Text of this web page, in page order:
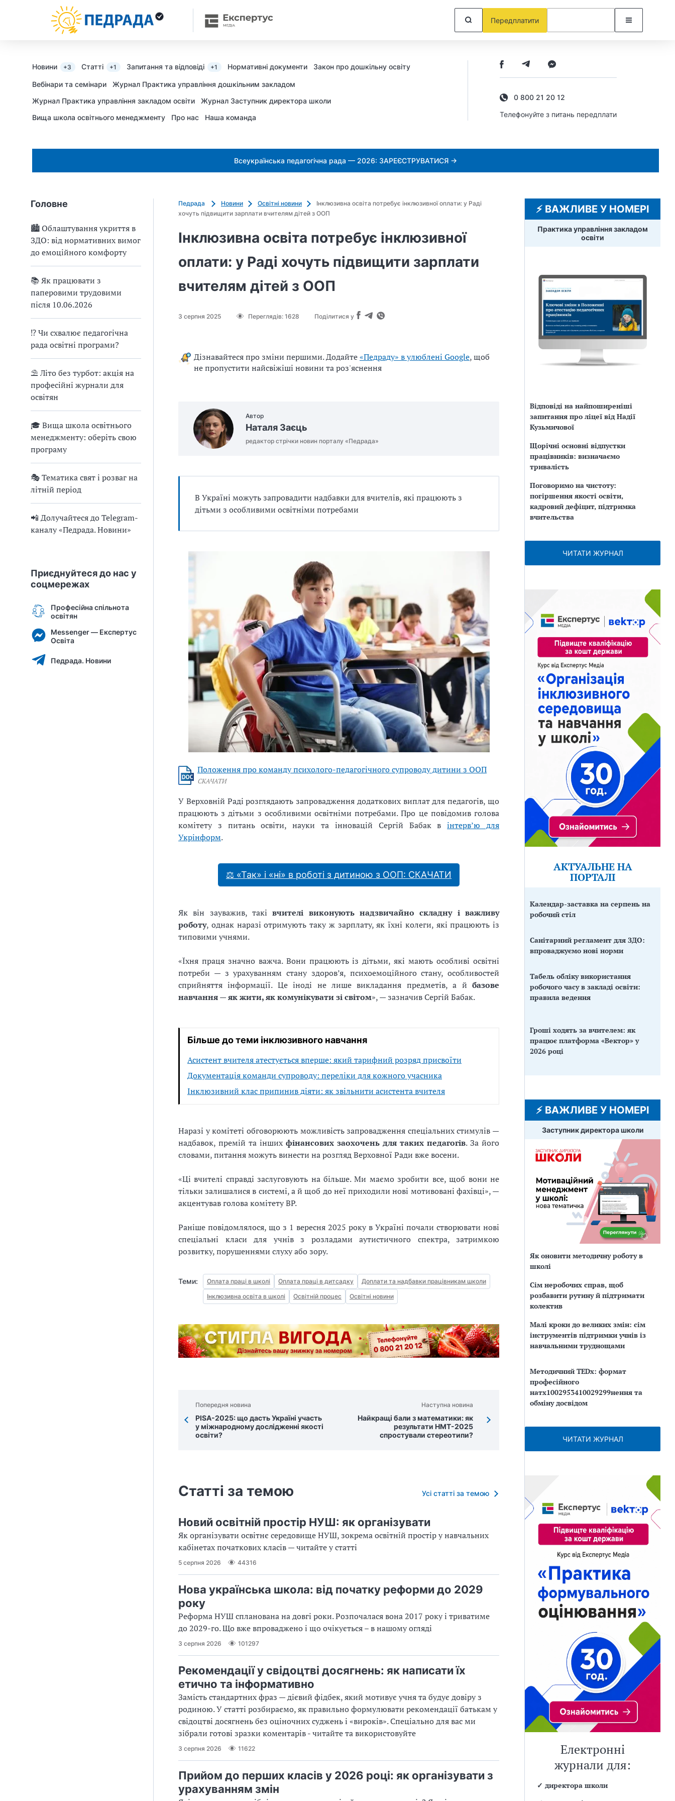
Передплатити
Новини +3 Статті +1 Запитання та відповіді +1 Нормативні документи Закон про дошкільну освіту
Вебінари та семінари
Журнал Практика управління дошкільним закладом
Журнал Практика управління закладом освіти
Журнал Заступник директора школи
Вища школа освітнього менеджменту
Про нас Наша команда
0 800 21 20 12
Телефонуйте з питань передплати
Всеукраїнська педагогічна рада — 2026: ЗАРЕЄСТРУВАТИСЯ →
Головне
🏙 Облаштування укриття в
ЗДО: від нормативних вимог
до емоційного комфорту
📚 Як працювати з
паперовими трудовими
після 10.06.2026
⁉ Чи схвалює педагогічна
рада освітні програми?
⛱ Літо без турбот: акція на
професійні журнали для
освітян
🎓 Вища школа освітнього
менеджменту: оберіть свою
програму
🎭 Тематика свят і розваг на
літній період
📲 Долучайтеся до Telegram-
каналу «Педрада. Новини»
Приєднуйтеся до нас у
соцмережах
Професійна спільнота
освітян
Messenger — Експертус
Освіта
Педрада. Новини
Педрада Новини Освітні новини
Інклюзивна освіта потребує інклюзивної оплати: у Раді
хочуть підвищити зарплати вчителям дітей з ООП
Інклюзивна освіта потребує інклюзивної
оплати: у Раді хочуть підвищити зарплати
вчителям дітей з ООП
3 серпня 2025 Переглядів: 1628 Поділитися у
Дізнавайтеся про зміни першими. Додайте«Педраду» в улюблені Google, щоб
не пропустити найсвіжіші новини та роз'яснення
Автор
Наталя Заєць
редактор стрічки новин порталу «Педрада»
В Україні можуть запровадити надбавки для вчителів, які працюють з
дітьми з особливими освітніми потребами
Положення про команду психолого-педагогічного супроводу дитини з ООП
СКАЧАТИ
У Верховній Раді розглядають запровадження додаткових виплат для педагогів, що
працюють з дітьми з особливими освітніми потребами. Про це повідомив голова
комітету з питань освіти, науки та інновацій Сергій Бабак вінтерв’ю для
Укрінформ.
⚖ «Так» і «ні» в роботі з дитиною з ООП: СКАЧАТИ
Як він зауважив, таківчителі виконують надзвичайно складну і важливу
роботу, однак наразі отримують таку ж зарплату, як їхні колеги, які працюють із
типовими учнями.
«Їхня праця значно важча. Вони працюють із дітьми, які мають особливі освітні
потреби — з урахуванням стану здоров’я, психоемоційного стану, особливостей
сприйняття інформації. Це іноді не лише викладання предметів, а й базове
навчання — як жити, як комунікувати зі світом», — зазначив Сергій Бабак.
Більше до теми інклюзивного навчання
Асистент вчителя атестується вперше: який тарифний розряд присвоїти
Документація команди супроводу: переліки для кожного учасника
Інклюзивний клас припинив діяти: як звільнити асистента вчителя
Наразі у комітеті обговорюють можливість запровадження спеціальних стимулів —
надбавок, премій та інших фінансових заохочень для таких педагогів. За його
словами, питання можуть винести на розгляд Верховної Ради вже восени.
«Ці вчителі справді заслуговують на більше. Ми маємо зробити все, щоб вони не
тільки залишалися в системі, а й щоб до неї приходили нові мотивовані фахівці», —
акцентував голова комітету ВР.
Раніше повідомлялося, що з 1 вересня 2025 року в Україні почали створювати нові
спеціальні класи для учнів з розладами аутистичного спектра, затримкою
розвитку, порушеннями слуху або зору.
Теми: Оплата праці в школі Оплата праці в дитсадку
Доплати та надбавки працівникам школи
Інклюзивна освіта в школі
Освітній процес Освітні новини
Попередня новина
PISA-2025: що дасть Україні участь
у міжнародному дослідженні якості
освіти?
Наступна новина
Найкращі бали з математики: як
результати НМТ-2025
спростували стереотипи?
Статті за темою Усі статті за темою
Новий освітній простір НУШ: як організувати
Як організувати освітнє середовище НУШ, зокрема освітній простір у навчальних
кабінетах початкових класів — читайте у статті
5 серпня 2026 44316
Нова українська школа: від початку реформи до 2029
року
Реформа НУШ спланована на довгі роки. Розпочалася вона 2017 року і триватиме
до 2029-го. Що вже впроваджено і що очікується – в нашому огляді
3 серпня 2026 101297
Рекомендації у свідоцтві досягнень: як написати їх
етично та інформативно
Замість стандартних фраз — дієвий фідбек, який мотивує учня та будує довіру з
родиною. У статті розбираємо, як правильно формулювати рекомендації батькам у
свідоцтві досягнень без оціночних суджень і «вироків». Спеціально для вас ми
зібрали готові зразки коментарів - читайте та використовуйте
3 серпня 2026 11622
Прийом до перших класів у 2026 році: як організувати з
урахуванням змін
⚡️ ВАЖЛИВЕ У НОМЕРІ
Практика управління закладом
освіти
Відповіді на найпоширеніші
запитання про ліцеї від Надії
Кузьмичової
Щорічні основні відпустки
працівників: визначаємо
тривалість
Поговоримо на чистоту:
погіршення якості освіти,
кадровий дефіцит, підтримка
вчительства
ЧИТАТИ ЖУРНАЛ
АКТУАЛЬНЕ НА
ПОРТАЛІ
Календар-заставка на серпень на
робочий стіл
Санітарний регламент для ЗДО:
впроваджуємо нові норми
Табель обліку використання
робочого часу в закладі освіти:
правила ведення
Гроші ходять за вчителем: як
працює платформа «Вектор» у
2026 році
⚡️ ВАЖЛИВЕ У НОМЕРІ
Заступник директора школи
Як оновити методичну роботу в
школі
Сім неробочих справ, щоб
розбавити рутину й підтримати
колектив
Малі кроки до великих змін: сім
інструментів підтримки учнів із
навчальними труднощами
Методичний TEDx: формат
професійного
натх1002953410029299нення та
обміну досвідом
ЧИТАТИ ЖУРНАЛ
Електронні
журнали для:
✓ директора школи